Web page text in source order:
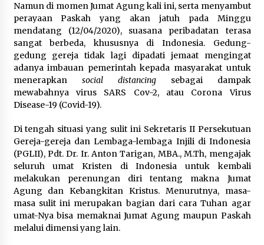
Namun di momen Jumat Agung kali ini, serta menyambut
perayaan Paskah yang akan jatuh pada Minggu
mendatang (12/04/2020), suasana peribadatan terasa
sangat berbeda, khususnya di Indonesia. Gedung-
gedung gereja tidak lagi dipadati jemaat mengingat
adanya imbauan pemerintah kepada masyarakat untuk
menerapkan social distancingsebagai dampak
mewabahnya virus SARS Cov-2, atau Corona Virus
Disease-19 (Covid-19).
Di tengah situasi yang sulit ini Sekretaris II Persekutuan
Gereja-gereja dan Lembaga-lembaga Injili di Indonesia
(PGLII), Pdt. Dr. Ir. Anton Tarigan, MBA., M.Th, mengajak
seluruh umat Kristen di Indonesia untuk kembali
melakukan perenungan diri tentang makna Jumat
Agung dan Kebangkitan Kristus. Menurutnya, masa-
masa sulit ini merupakan bagian dari cara Tuhan agar
umat-Nya bisa memaknai Jumat Agung maupun Paskah
melalui dimensi yang lain.